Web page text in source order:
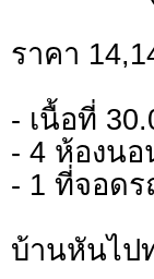
ราคา
- เนื้อที่
- 4 ห้องน
- 1 ที่จอดร
บ้านหันไป